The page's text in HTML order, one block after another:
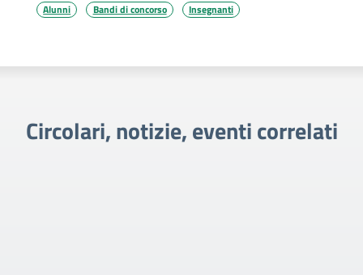
Alunni Bandi di concorso Insegnanti
Circolari, notizie, eventi correlati